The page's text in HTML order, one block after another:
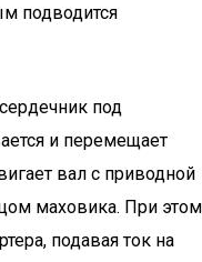
подводится
под
и перемещает
вал с приводной
маховика. При этом
подавая ток на